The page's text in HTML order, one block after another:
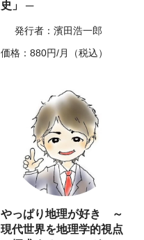
史」 ─
発行者：濱田浩一郎
価格：880円/月（税込）
やっぱり地理が好き ～
現代世界を地理学的視点